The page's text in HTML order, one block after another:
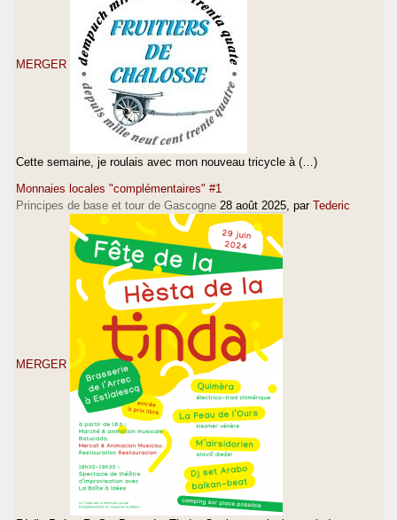
MERGER
Cette semaine, je roulais avec mon nouveau tricycle à (…)
Monnaies locales "complémentaires" #1
Principes de base et tour de Gascogne 28 août 2025 , par Tederic
MERGER